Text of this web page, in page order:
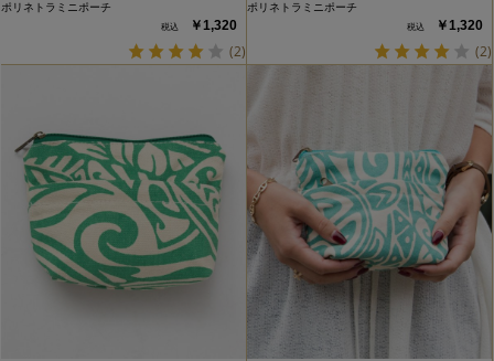
ポリネトラミニポーチ
￥1,320
(2)
ポリネトラミニポーチ
￥1,320
(2)